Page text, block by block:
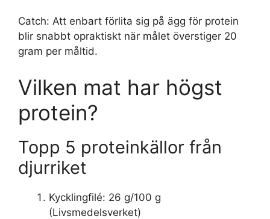
Catch: Att enbart förlita sig på ägg för protein
blir snabbt opraktiskt när målet överstiger 20
gram per måltid.
Vilken mat har högst
protein?
Topp 5 proteinkällor från
djurriket
Kycklingfilé: 26 g/100 g
(Livsmedelsverket)